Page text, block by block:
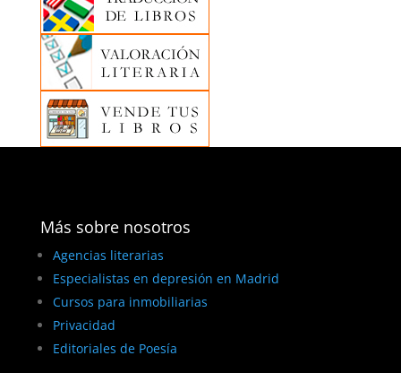
Más sobre nosotros
Agencias literarias
Especialistas en depresión en Madrid
Cursos para inmobiliarias
Privacidad
Editoriales de Poesía